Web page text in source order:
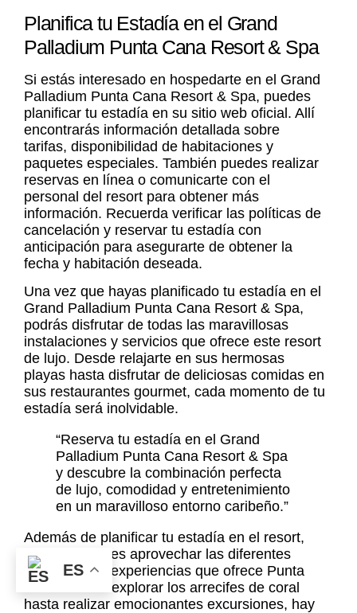
Planifica tu Estadía en el Grand
Palladium Punta Cana Resort & Spa
Si estás interesado en hospedarte en el Grand
Palladium Punta Cana Resort & Spa, puedes
planificar tu estadía en su sitio web oficial. Allí
encontrarás información detallada sobre
tarifas, disponibilidad de habitaciones y
paquetes especiales. También puedes realizar
reservas en línea o comunicarte con el
personal del resort para obtener más
información. Recuerda verificar las políticas de
cancelación y reservar tu estadía con
anticipación para asegurarte de obtener la
fecha y habitación deseada.
Una vez que hayas planificado tu estadía en el
Grand Palladium Punta Cana Resort & Spa,
podrás disfrutar de todas las maravillosas
instalaciones y servicios que ofrece este resort
de lujo. Desde relajarte en sus hermosas
playas hasta disfrutar de deliciosas comidas en
sus restaurantes gourmet, cada momento de tu
estadía será inolvidable.
“Reserva tu estadía en el Grand
Palladium Punta Cana Resort & Spa
y descubre la combinación perfecta
de lujo, comodidad y entretenimiento
en un maravilloso entorno caribeño.”
Además de planificar tu estadía en el resort,
también puedes aprovechar las diferentes
actividades y experiencias que ofrece Punta
Cana. Desde explorar los arrecifes de coral
hasta realizar emocionantes excursiones, hay
ES